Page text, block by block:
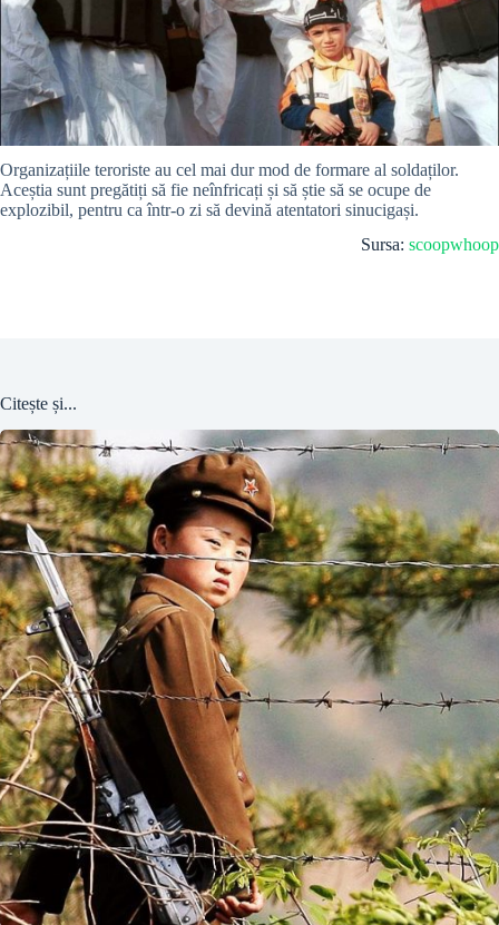
Organizațiile teroriste au cel mai dur mod de formare al soldaților.
Aceștia sunt pregătiți să fie neînfricați și să știe să se ocupe de
explozibil, pentru ca într-o zi să devină atentatori sinucigași.
Sursa: scoopwhoop
Citește și...